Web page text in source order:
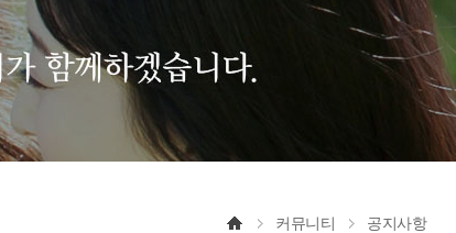
커뮤니티 공지사항